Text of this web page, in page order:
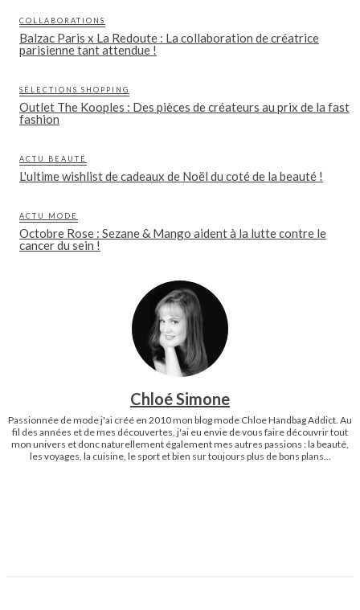
COLLABORATIONS
Balzac Paris x La Redoute : La collaboration de créatrice
parisienne tant attendue !
SÉLECTIONS SHOPPING
Outlet The Kooples : Des pièces de créateurs au prix de la fast
fashion
ACTU BEAUTÉ
L'ultime wishlist de cadeaux de Noël du coté de la beauté !
ACTU MODE
Octobre Rose : Sezane & Mango aident à la lutte contre le
cancer du sein !
Chloé Simone
Passionnée de mode j'ai créé en 2010 mon blog mode Chloe Handbag Addict. Au
fil des années et de mes découvertes, j'ai eu envie de vous faire découvrir tout
mon univers et donc naturellement également mes autres passions : la beauté,
les voyages, la cuisine, le sport et bien sur toujours plus de bons plans...